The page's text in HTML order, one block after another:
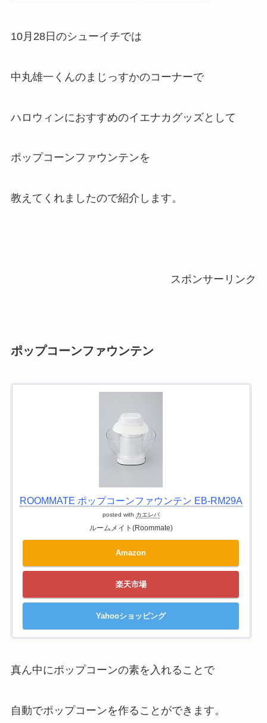
10月28日のシューイチでは
中丸雄一くんのまじっすかのコーナーで
ハロウィンにおすすめのイエナカグッズとして
ポップコーンファウンテンを
教えてくれましたので紹介します。
スポンサーリンク
ポップコーンファウンテン
ROOMMATE ポップコーンファウンテン EB-RM29A
posted with カエレバ
ルームメイト(Roommate)
Amazon
楽天市場
Yahooショッピング
真ん中にポップコーンの素を入れることで
自動でポップコーンを作ることができます。